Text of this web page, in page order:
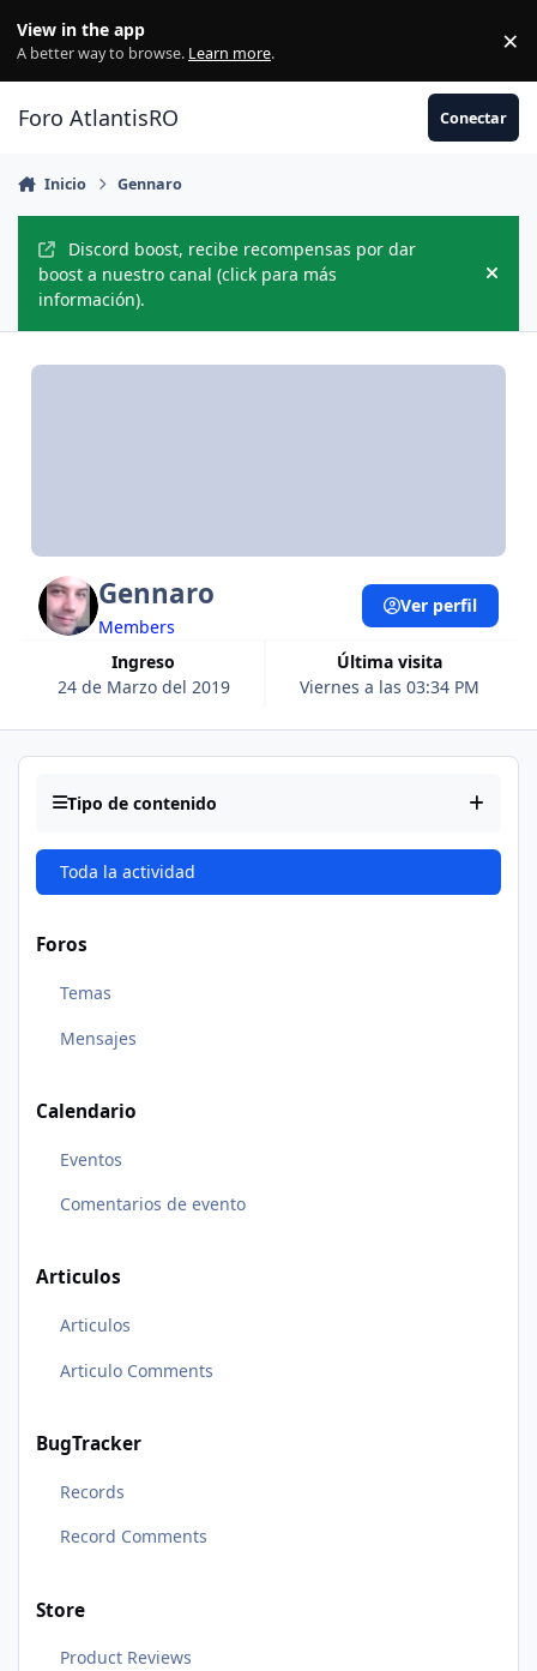
View in the app
A better way to browse. Learn more. ×
Foro AtlantisRO Conectar
Inicio Gennaro
Discord boost, recibe recompensas por dar
boost a nuestro canal (click para más
información).
Hide
Gennaro
Members
Ingreso
24 de Marzo del 2019
Última visita
Viernes a las 03:34 PM
Ver perfil
Tipo de contenido
Toda la actividad
Foros
Temas
Mensajes
Calendario
Eventos
Comentarios de evento
Articulos
Articulos
Articulo Comments
BugTracker
Records
Record Comments
Store
Product Reviews